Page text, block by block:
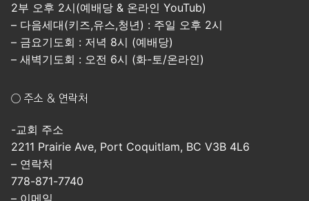
2부 오후 2시(예배당 & 온라인 YouTub)
– 다음세대(키즈,유스,청년) : 주일 오후 2시
– 금요기도회 : 저녁 8시 (예배당)
– 새벽기도회 : 오전 6시 (화-토/온라인)
○ 주소 & 연락처
-교회 주소
2211 Prairie Ave, Port Coquitlam, BC V3B 4L6
– 연락처
778-871-7740
– 이메일